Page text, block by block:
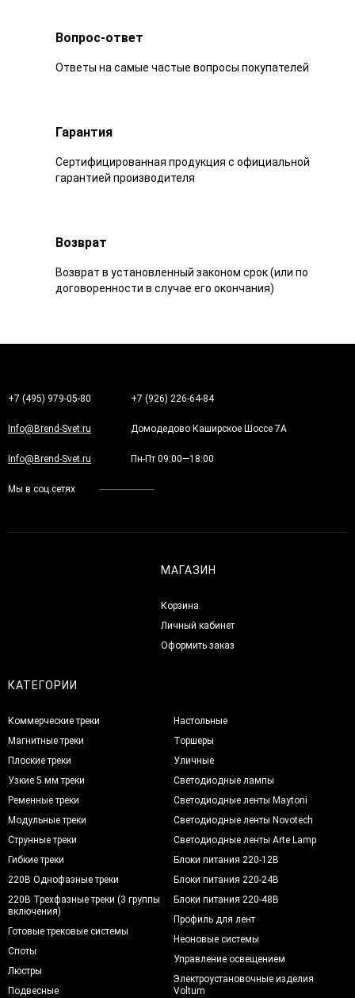
Вопрос-ответ
Ответы на самые частые вопросы покупателей
Гарантия
Сертифицированная продукция с официальной
гарантией производителя
Возврат
Возврат в установленный законом срок (или по
договоренности в случае его окончания)
+7 (495) 979-05-80 +7 (926) 226-64-84
Info@Brend-Svet.ru Домодедово Каширское Шоссе 7А
Info@Brend-Svet.ru Пн-Пт 09:00—18:00
Мы в соц.сетях
МАГАЗИН
Корзина
Личный кабинет
Оформить заказ
КАТЕГОРИИ
Коммерческие треки
Магнитные треки
Плоские треки
Узкие 5 мм треки
Ременные треки
Модульные треки
Струнные треки
Гибкие треки
220В Однофазные треки
220В Трехфазные треки (3 группы
включения)
Готовые трековые системы
Споты
Люстры
Подвесные
Настольные
Торшеры
Уличные
Светодиодные лампы
Светодиодные ленты Maytoni
Светодиодные ленты Novotech
Светодиодные ленты Arte Lamp
Блоки питания 220-12В
Блоки питания 220-24В
Блоки питания 220-48В
Профиль для лент
Неоновые системы
Управление освещением
Электроустановочные изделия
Voltum